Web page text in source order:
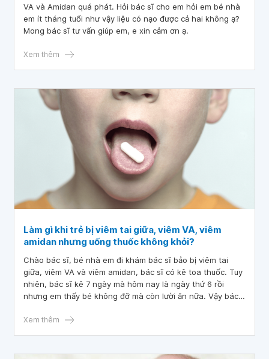
VA và Amidan quá phát. Hỏi bác sĩ cho em hỏi em bé nhà
em ít tháng tuổi như vậy liệu có nạo được cả hai không ạ?
Mong bác sĩ tư vấn giúp em, e xin cảm ơn ạ.
Xem thêm
Làm gì khi trẻ bị viêm tai giữa, viêm VA, viêm
amidan nhưng uống thuốc không khỏi?
Chào bác sĩ, bé nhà em đi khám bác sĩ bảo bị viêm tai
giữa, viêm VA và viêm amidan, bác sĩ có kê toa thuốc. Tuy
nhiên, bác sĩ kê 7 ngày mà hôm nay là ngày thứ 6 rồi
nhưng em thấy bé không đỡ mà còn lười ăn nữa. Vậy bác
Xem thêm